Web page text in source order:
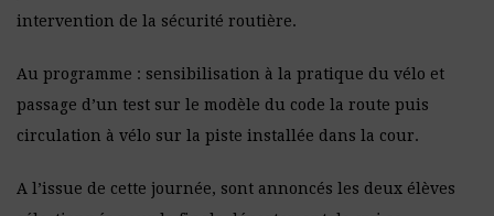
intervention de la sécurité routière.
Au programme : sensibilisation à la pratique du vélo et
passage d’un test sur le modèle du code la route puis
circulation à vélo sur la piste installée dans la cour.
A l’issue de cette journée, sont annoncés les deux élèves